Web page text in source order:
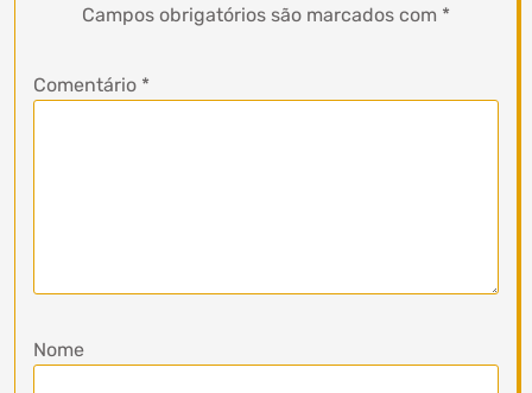
Campos obrigatórios são marcados com *
Comentário *
Nome